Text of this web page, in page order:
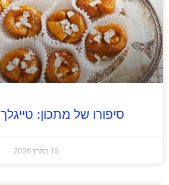
סיפורו של מתכון: טייגלך Teiglach
15 במרץ 2026